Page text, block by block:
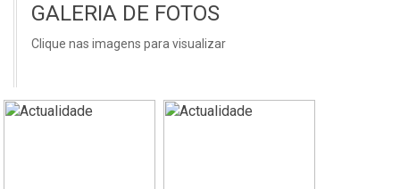
GALERIA DE FOTOS
Clique nas imagens para visualizar